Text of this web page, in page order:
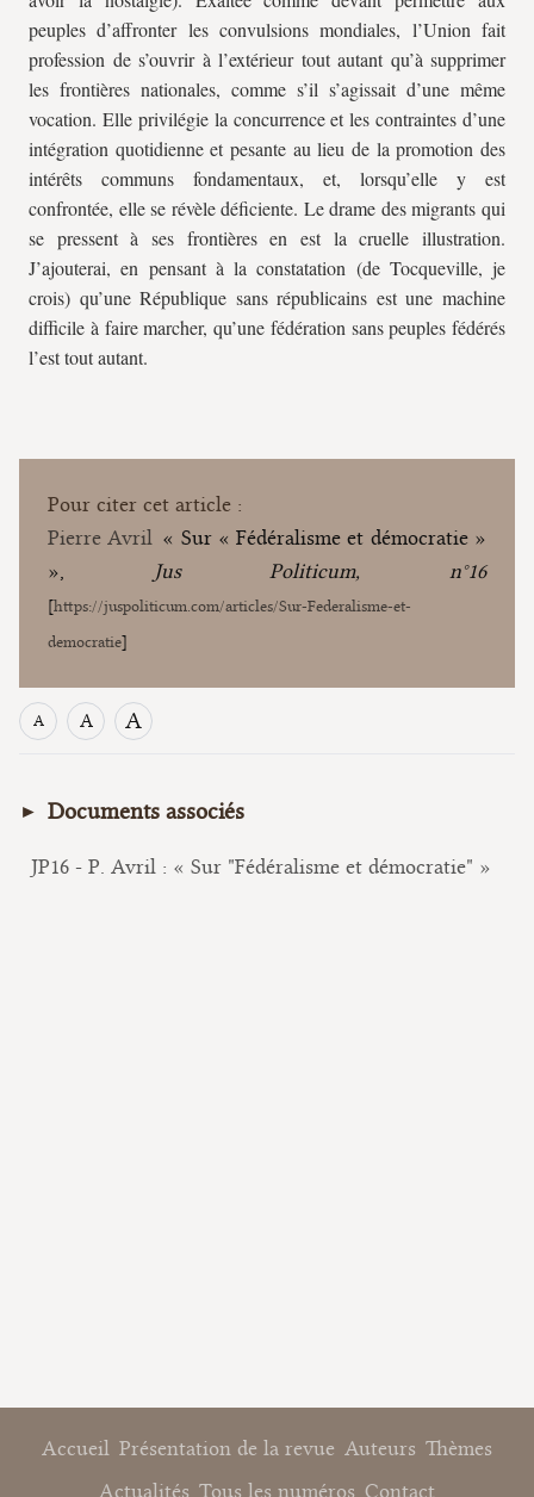
A A A
Documents associés
JP16 - P. Avril : « Sur "Fédéralisme et démocratie" »
peuples d’affronter les convulsions mondiales, l’Union fait
profession de s’ouvrir à l’extérieur tout autant qu’à supprimer
les frontières nationales, comme s’il s’agissait d’une même
vocation. Elle privilégie la concurrence et les contraintes d’une
intégration quotidienne et pesante au lieu de la promotion des
intérêts communs fondamentaux, et, lorsqu’elle y est
confrontée, elle se révèle déficiente. Le drame des migrants qui
se pressent à ses frontières en est la cruelle illustration.
J’ajouterai, en pensant à la constatation (de Tocqueville, je
crois) qu’une République sans républicains est une machine
difficile à faire marcher, qu’une fédération sans peuples fédérés
l’est tout autant.
Pour citer cet article :
Pierre Avril « Sur « Fédéralisme et démocratie »
»,
Jus Politicum, n°16
[https://juspoliticum.com/articles/Sur-Federalisme-et-
democratie]
Accueil Présentation de la revue Auteurs Thèmes
Actualités Tous les numéros Contact